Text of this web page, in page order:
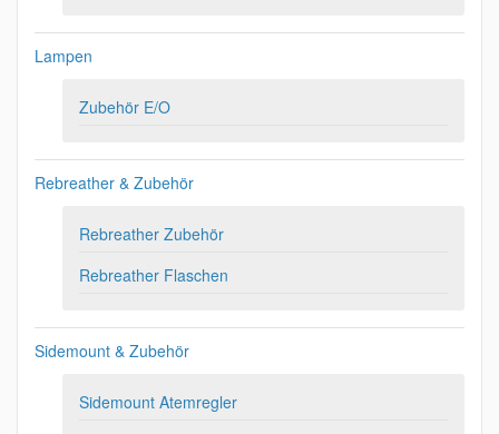
Lampen
Zubehör E/O
Rebreather & Zubehör
Rebreather Zubehör
Rebreather Flaschen
Sidemount & Zubehör
Sidemount Atemregler